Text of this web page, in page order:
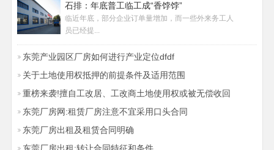
石排：年底普工临工成“香饽饽”
临近年底，部分企业订单量增加，而一些外来务工人
员已经提...
东莞产业园区厂房如何进行产业定位dfdf
关于土地使用权抵押的前提条件及适用范围
重榜来袭!擅自工改居、工改商土地使用权或被无偿收回
东莞厂房网:租赁厂房注意不宜采用口头合同
东莞厂房出租及租赁合同明确